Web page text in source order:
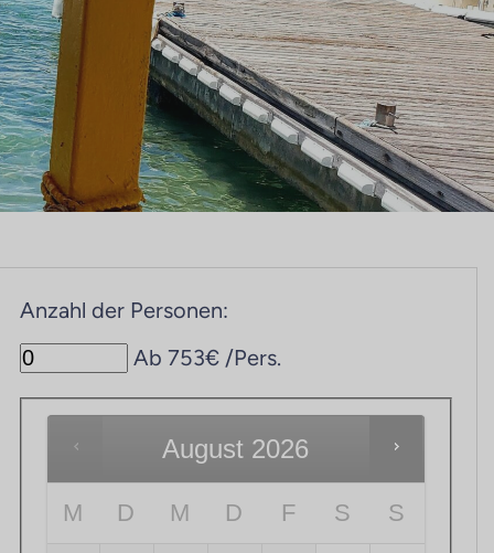
Anzahl der Personen:
Ab 753€ /Pers.
August 2026
M D M D F S S